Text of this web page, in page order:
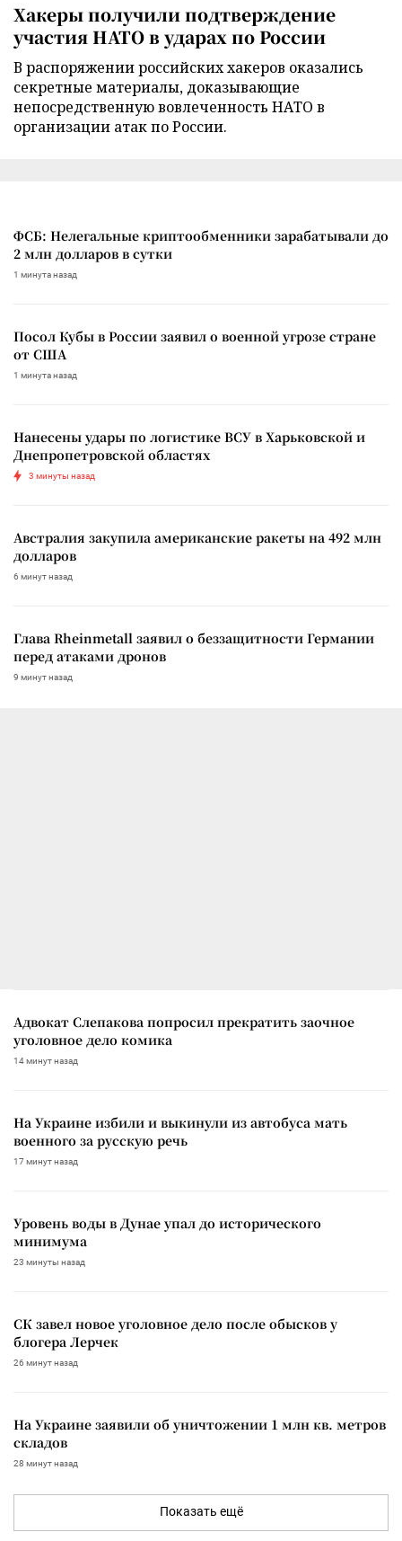
Хакеры получили подтверждение
участия НАТО в ударах по России
В распоряжении российских хакеров оказались
секретные материалы, доказывающие
непосредственную вовлеченность НАТО в
организации атак по России.
ФСБ: Нелегальные криптообменники зарабатывали до
2 млн долларов в сутки
1 минута назад
Посол Кубы в России заявил о военной угрозе стране
от США
1 минута назад
Нанесены удары по логистике ВСУ в Харьковской и
Днепропетровской областях
3 минуты назад
Австралия закупила американские ракеты на 492 млн
долларов
6 минут назад
Глава Rheinmetall заявил о беззащитности Германии
перед атаками дронов
9 минут назад
Адвокат Слепакова попросил прекратить заочное
уголовное дело комика
14 минут назад
На Украине избили и выкинули из автобуса мать
военного за русскую речь
17 минут назад
Уровень воды в Дунае упал до исторического
минимума
23 минуты назад
СК завел новое уголовное дело после обысков у
блогера Лерчек
26 минут назад
На Украине заявили об уничтожении 1 млн кв. метров
складов
28 минут назад
Показать ещё